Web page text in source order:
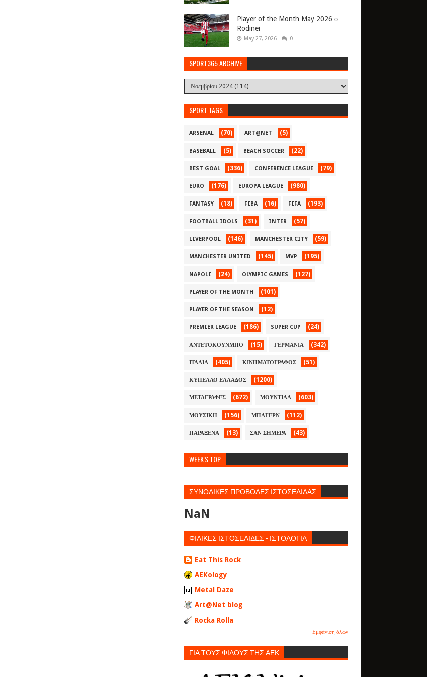
Player of the Month May 2026 ο
Rodinei
May 27, 2026 0
SPORT365 ARCHIVE
SPORT TAGS
ARSENAL (70) ART@NET (5)
BASEBALL (5) BEACH SOCCER (22)
BEST GOAL (336) CONFERENCE LEAGUE (79)
EURO (176) EUROPA LEAGUE (980)
FANTASY (18) FIBA (16) FIFA (193)
FOOTBALL IDOLS (31) INTER (57)
LIVERPOOL (146) MANCHESTER CITY (59)
MANCHESTER UNITED (145) MVP (195)
NAPOLI (24) OLYMPIC GAMES (127)
PLAYER OF THE MONTH (101)
PLAYER OF THE SEASON (12)
PREMIER LEAGUE (186) SUPER CUP (24)
ΑΝΤΕΤΟΚΟΥΝΜΠΟ (15) ΓΕΡΜΑΝΙΑ (342)
ΙΤΑΛΙΑ (405) ΚΙΝΗΜΑΤΟΓΡΑΦΟΣ (51)
ΚΥΠΕΛΛΟ ΕΛΛΑΔΟΣ (1200)
ΜΕΤΑΓΡΑΦΕΣ (672) ΜΟΥΝΤΙΑΛ (603)
ΜΟΥΣΙΚΗ (156) ΜΠΑΓΕΡΝ (112)
ΠΑΡΑΞΕΝΑ (13) ΣΑΝ ΣΗΜΕΡΑ (43)
WEEK'S TOP
ΣΥΝΟΛΙΚΕΣ ΠΡΟΒΟΛΕΣ ΙΣΤΟΣΕΛΙΔΑΣ
NaN
ΦΙΛΙΚΕΣ ΙΣΤΟΣΕΛΙΔΕΣ - ΙΣΤΟΛΟΓΙΑ
Eat This Rock
AEKology
Metal Daze
Art@Net blog
Rocka Rolla
Εμφάνιση όλων
ΓΙΑ ΤΟΥΣ ΦΙΛΟΥΣ ΤΗΣ ΑΕΚ